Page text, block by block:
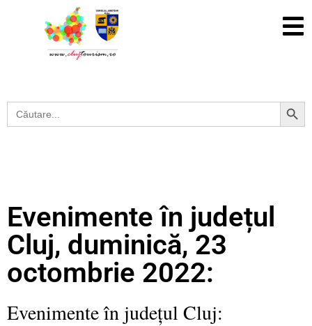
Search
for:
Search Button
Evenimente în județul
Cluj, duminică, 23
octombrie 2022:
Evenimente în județul Cluj: